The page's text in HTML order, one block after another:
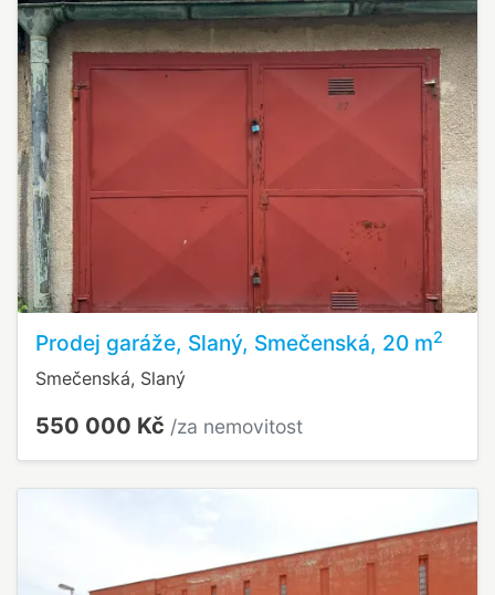
Prodej garáže, Slaný, Smečenská, 20 m2
Smečenská, Slaný
550 000 Kč /za nemovitost